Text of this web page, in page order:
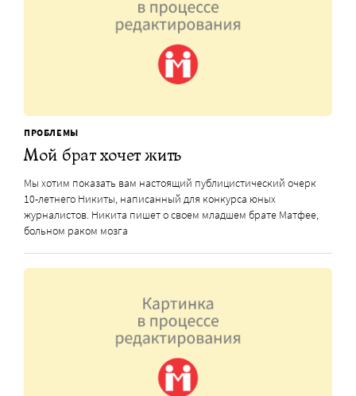
ПРОБЛЕМЫ
Мой брат хочет жить
Мы хотим показать вам настоящий публицистический очерк
10-летнего Никиты, написанный для конкурса юных
журналистов. Никита пишет о своем младшем брате Матфее,
больном раком мозга